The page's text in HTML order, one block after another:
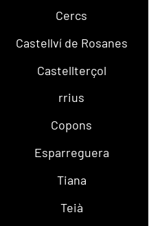
Cercs
Castellví de Rosanes
Castellterçol
rrius
Copons
Esparreguera
Tiana
Teià